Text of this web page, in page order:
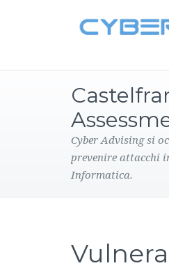
Cyber Advising si
prevenire attacchi
Informatica.